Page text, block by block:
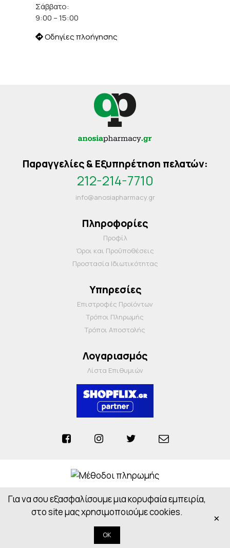
Σάββατο:
9:00 – 15:00
Οδηγίες πλοήγησης
Παραγγελίες & Εξυπηρέτηση πελατών:
212-214-7710
info@anosiapharmacy.gr
Πληροφορίες
Προφίλ
Όροι και Προΰποθέσεις
Προστασία Ιδιωτικότητας
Υπηρεσίες
Επιστροφές Προϊόντων
Τρόποι Πληρωμής
Τρόποι Αποστολής
Λογαριασμός
Λίστα Επιθυμιών
Anosiapharmacy © 2026 - All Rights Reserved
Powered byCloudOn
Για να σου εξασφαλίσουμε μια κορυφαία εμπειρία,
στο site μας χρησιμοποιούμε cookies.
OK
×